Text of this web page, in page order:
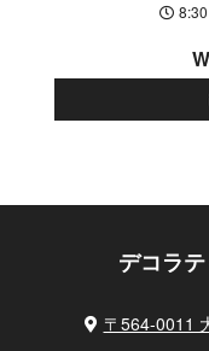
デコラ
〒564-0011